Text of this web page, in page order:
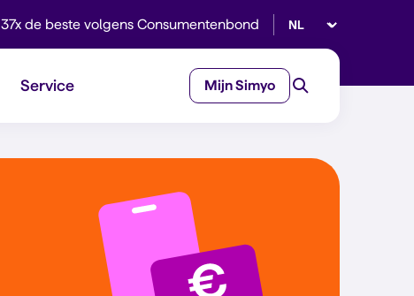
37x de beste volgens Consumentenbond Selecteer taal
Service Mijn Simyo